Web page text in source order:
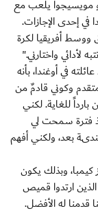
أندرو مويسيجوا يلعب مع
في إحدى الإجازات.
أفريقيا لكرة
لأدائي واختارني."
في أوغندا، بأنه
وكوني قادمٌ من
بارداً للغاية. لكني
فترة سمحت لي
بعد، ولكني أفهم
كيمبا، وبذلك يكون
ارتدوا قميص
قدمنا له الأفضل.